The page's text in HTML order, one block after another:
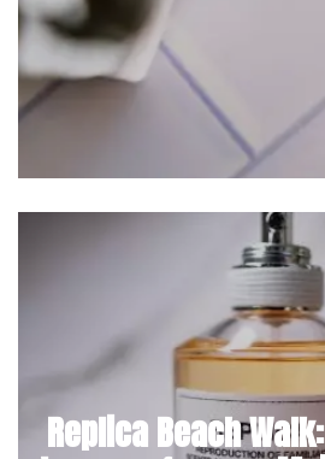
Replica Beach